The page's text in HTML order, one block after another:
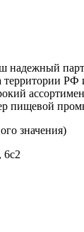
надежный
территории
пищевой
значения)
6с2